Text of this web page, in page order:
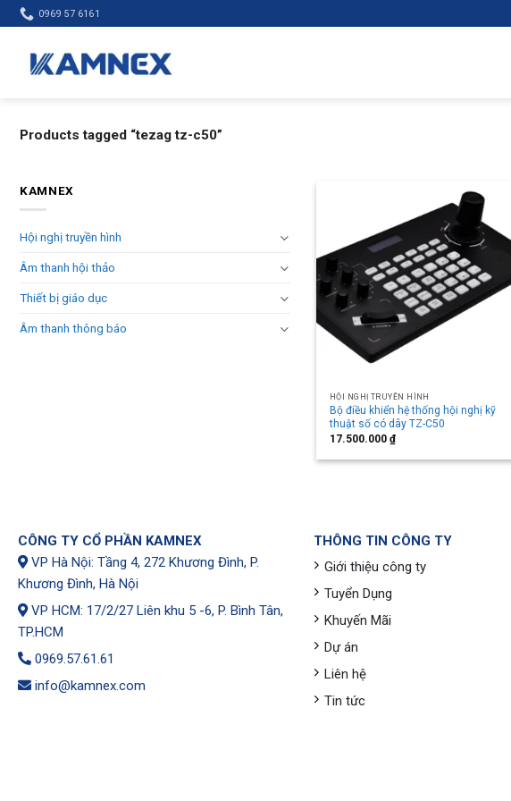
Skip
to
0969 57 6161
Products tagged “tezag tz-c50”
KAMNEX
Hội nghị truyền hình
Âm thanh hội thảo
Thiết bị giáo dục
Âm thanh thông báo
HỘI NGHỊ TRUYỀN HÌNH
Bộ điều khiển hệ thống hội nghị kỹ
thuật số có dây TZ-C50
17.500.000 ₫
CÔNG TY CỔ PHẦN KAMNEX
VP Hà Nội: Tầng 4, 272 Khương Đình, P.
Khương Đình, Hà Nội
VP HCM: 17/2/27 Liên khu 5 -6, P. Bình Tân,
TP.HCM
0969.57.61.61
info@kamnex.com
THÔNG TIN CÔNG TY
Giới thiệu công ty
Tuyển Dụng
Khuyến Mãi
Dự án
Liên hệ
Tin tức